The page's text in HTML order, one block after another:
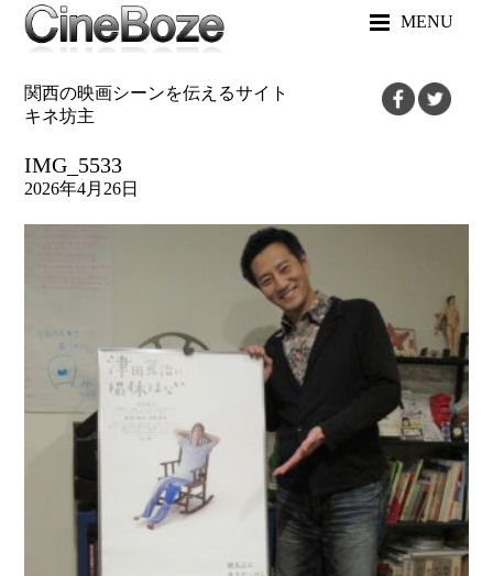
MENU
関西の映画シーンを伝えるサイト
キネ坊主
IMG_5533
2026年4月26日